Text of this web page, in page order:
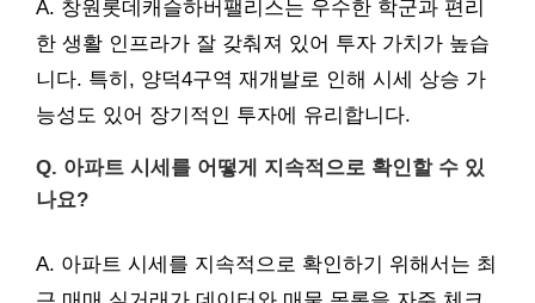
A. 창원롯데캐슬하버팰리스는 우수한 학군과 편리
한 생활 인프라가 잘 갖춰져 있어 투자 가치가 높습
니다. 특히, 양덕4구역 재개발로 인해 시세 상승 가
능성도 있어 장기적인 투자에 유리합니다.
Q. 아파트 시세를 어떻게 지속적으로 확인할 수 있
나요?
A. 아파트 시세를 지속적으로 확인하기 위해서는 최